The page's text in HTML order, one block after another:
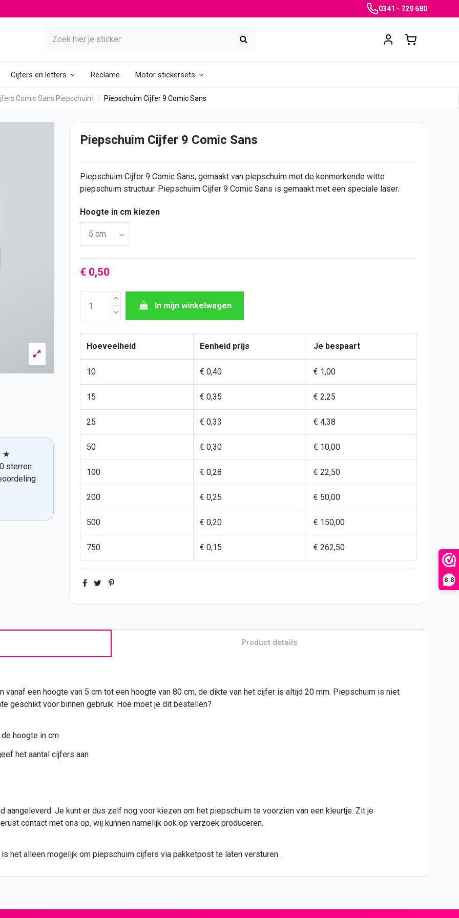
8,8
0341 - 729 680
Cijfers en letters Reclame Motor stickersets
Comic Sans Piepschuim Piepschuim Cijfer 9 Comic Sans
★
sterren
Piepschuim Cijfer 9 Comic Sans
Piepschuim Cijfer9 Comic Sans, gemaakt van piepschuim met de kenmerkende witte
piepschuim structuur. Piepschuim Cijfer 9 Comic Sans is gemaakt met een speciale laser.
Hoogte in cm kiezen
€ 0,50
In mijn winkelwagen
Hoeveelheid Eenheid prijs Je bespaart
10 € 0,40 € 1,00
15 € 0,35 € 2,25
25 € 0,33 € 4,38
50 € 0,30 € 10,00
100 € 0,28 € 22,50
200 € 0,25 € 50,00
500 € 0,20 € 150,00
750 € 0,15 € 262,50
Product details
een hoogte van 5 cm tot een hoogte van 80 cm, de dikte van het cijfer is altijd 20 mm. Piepschuim is niet
geschikt voor binnen gebruik. Hoe moet je dit bestellen?
hoogte in cm
het aantal cijfers aan
Je kunt er dus zelf nog voor kiezen om het piepschuim te voorzien van een kleurtje. Zit je
contact met ons op, wij kunnen namelijk ook op verzoek produceren.
het alleen mogelijk om piepschuim cijfers via pakketpost te laten versturen.